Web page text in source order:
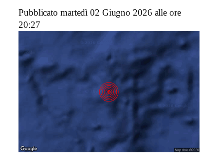
Pubblicato martedì 02 Giugno 2026 alle ore
20:27